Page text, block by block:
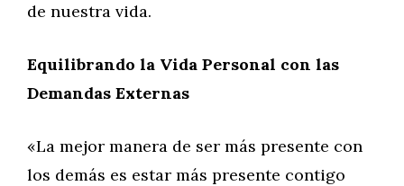
de nuestra vida.
Equilibrando la Vida Personal con las
Demandas Externas
«La mejor manera de ser más presente con
los demás es estar más presente contigo